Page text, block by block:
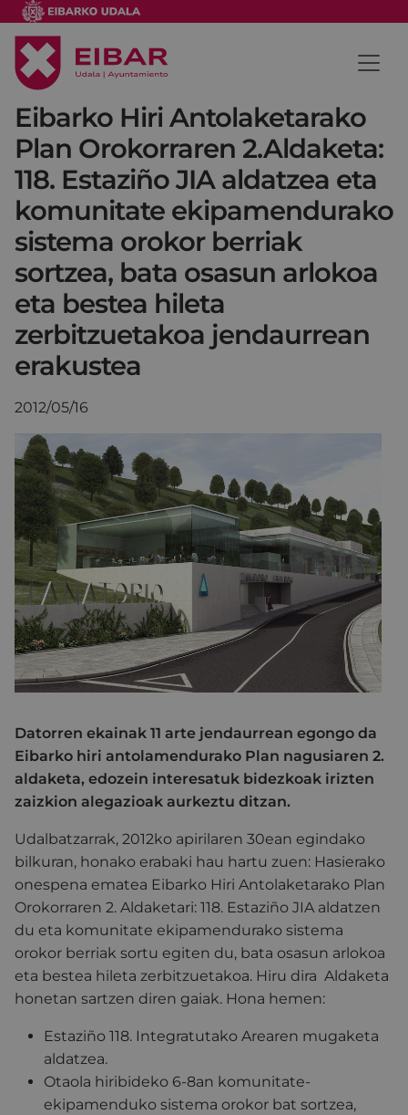
Eibarko Hiri Antolaketarako
Plan Orokorraren 2.Aldaketa:
118. Estaziño JIA aldatzea eta
komunitate ekipamendurako
sistema orokor berriak
sortzea, bata osasun arlokoa
eta bestea hileta
zerbitzuetakoa jendaurrean
erakustea
2012/05/16
Datorren ekainak 11 arte jendaurrean egongo da
Eibarko hiri antolamendurako Plan nagusiaren 2.
aldaketa, edozein interesatuk bidezkoak irizten
zaizkion alegazioak aurkeztu ditzan.
Udalbatzarrak, 2012ko apirilaren 30ean egindako
bilkuran, honako erabaki hau hartu zuen: Hasierako
onespena ematea Eibarko Hiri Antolaketarako Plan
Orokorraren 2. Aldaketari: 118. Estaziño JIA aldatzen
du eta komunitate ekipamendurako sistema
orokor berriak sortu egiten du, bata osasun arlokoa
eta bestea hileta zerbitzuetakoa. Hiru dira Aldaketa
honetan sartzen diren gaiak. Hona hemen:
Estaziño 118. Integratutako Arearen mugaketa
aldatzea.
Otaola hiribideko 6-8an komunitate-
ekipamenduko sistema orokor bat sortzea,